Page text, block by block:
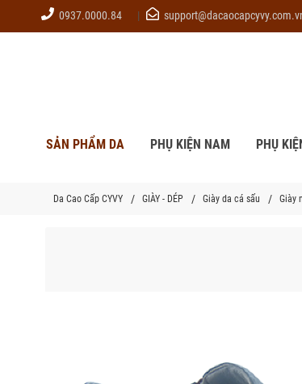
0937.0000.84
SẢN PHẨM DA PHỤ KIỆN NAM PHỤ
Da Cao Cấp CYVY GIÀY - DÉP Giày da cá sấu Giày